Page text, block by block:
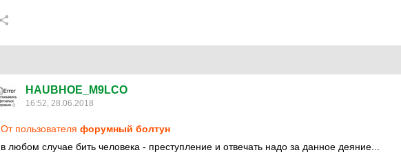
HAUBHOE_M9LCO
16:52, 28.06.2018
От пользователя форумный болтун
в любом случае бить человека - преступление и отвечать надо за данное деяние...